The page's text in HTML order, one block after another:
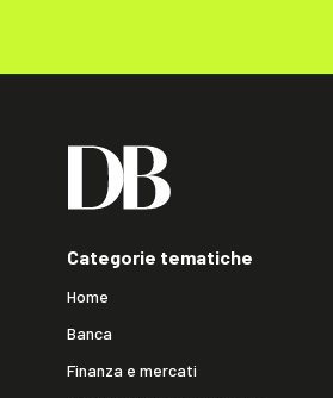
Categorie tematiche
Home
Banca
Finanza e mercati